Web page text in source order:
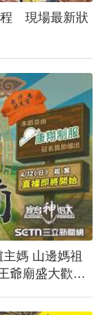
程 現場最新狀
媽 山邊媽祖
爺廟盛大歡